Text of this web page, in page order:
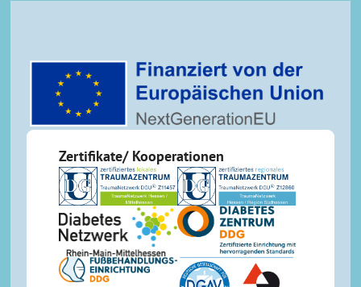
Zertifikate/ Kooperationen